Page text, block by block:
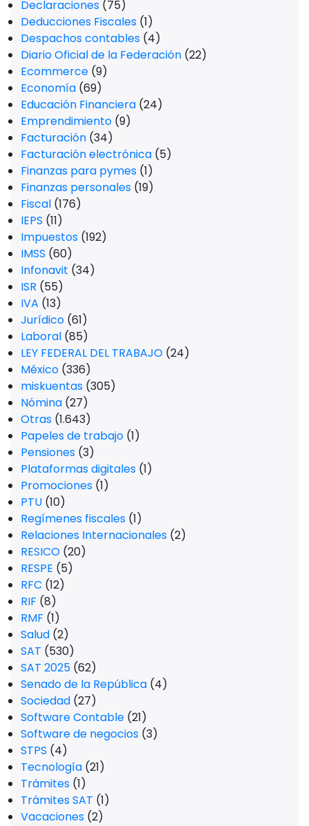
Declaraciones (75)
Deducciones Fiscales (1)
Despachos contables (4)
Diario Oficial de la Federación (22)
Ecommerce (9)
Economía (69)
Educación Financiera (24)
Emprendimiento (9)
Facturación (34)
Facturación electrónica (5)
Finanzas para pymes (1)
Finanzas personales (19)
Fiscal (176)
IEPS (11)
Impuestos (192)
IMSS (60)
Infonavit (34)
ISR (55)
IVA (13)
Jurídico (61)
Laboral (85)
LEY FEDERAL DEL TRABAJO (24)
México (336)
miskuentas (305)
Nómina (27)
Otras (1.643)
Papeles de trabajo (1)
Pensiones (3)
Plataformas digitales (1)
Promociones (1)
PTU (10)
Regímenes fiscales (1)
Relaciones Internacionales (2)
RESICO (20)
RESPE (5)
RFC (12)
RIF (8)
RMF (1)
Salud (2)
SAT (530)
SAT 2025 (62)
Senado de la República (4)
Sociedad (27)
Software Contable (21)
Software de negocios (3)
STPS (4)
Tecnología (21)
Trámites (1)
Trámites SAT (1)
Vacaciones (2)